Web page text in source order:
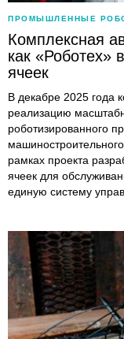
ПРОМЫШЛЕННЫЕ
Комплексная
как «Роботех»
ячеек
В декабре 2025 года
реализацию
роботизированного
рамках проекта
ячеек для
единую систему